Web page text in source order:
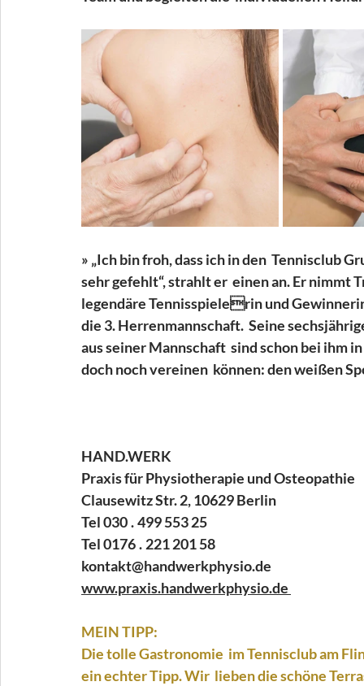
» „Ich bin froh, dass ich in den  Tennisclub
sehr gefehlt“, strahlt er  einen an. Er
legendäre Tennisspielerin und
die 3. Herrenmannschaft.  Seine
aus seiner Mannschaft  sind schon bei
doch noch vereinen  können: den weißen
HAND.WERK
Praxis für Physiotherapie und Osteopathie
Clausewitz Str. 2, 10629 Berlin
Tel 030 . 499 553 25
Tel 0176 . 221 201 58
kontakt@handwerkphysio.de
www.praxis.handwerkphysio.de
MEIN TIPP:
Die tolle Gastronomie  im Tennisclub am
ein echter Tipp. Wir  lieben die schöne